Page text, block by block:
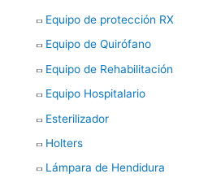
Equipo de protección RX
Equipo de Quirófano
Equipo de Rehabilitación
Equipo Hospitalario
Esterilizador
Holters
Lámpara de Hendidura